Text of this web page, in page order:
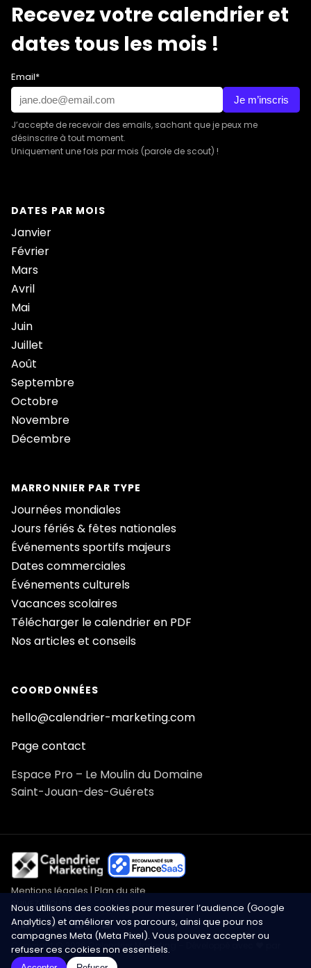
Nous utilisons des cookies pour mesurer l’audience (Google
Analytics) et améliorer vos parcours, ainsi que pour nos
campagnes Meta (Meta Pixel). Vous pouvez accepter ou
refuser ces cookies non essentiels.
Recevez votre calendrier et
dates tous les mois !
Email*
Je m’inscris
J’accepte de recevoir des emails, sachant que je peux me
désinscrire à tout moment.
Uniquement une fois par mois (parole de scout) !
DATES PAR MOIS
Janvier
Février
Mars
Avril
Mai
Juin
Juillet
Août
Septembre
Octobre
Novembre
Décembre
MARRONNIER PAR TYPE
Journées mondiales
Jours fériés & fêtes nationales
Événements sportifs majeurs
Dates commerciales
Événements culturels
Vacances scolaires
Télécharger le calendrier en PDF
Nos articles et conseils
COORDONNÉES
hello@calendrier-marketing.com
Page contact
Espace Pro – Le Moulin du Domaine
Saint-Jouan-des-Guérets
Mentions légales|Plan du site
SUIVEZ-NOUS !
Copyright © 2026 Calendrier Marketing – Développé avec ❤️ par
Click&Digital